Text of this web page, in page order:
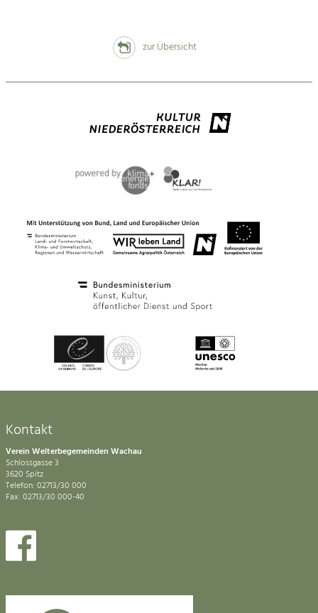
zur Übersicht
Kontakt
Verein Welterbegemeinden Wachau
Schlossgasse 3
3620 Spitz
Telefon: 02713/30 000
Fax: 02713/30 000-40